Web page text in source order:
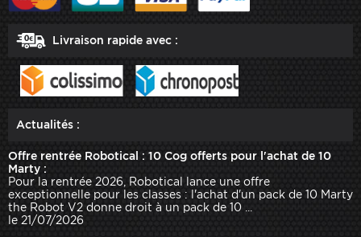
Livraison rapide avec :
Actualités :
Offre rentrée Robotical : 10 Cog offerts pour l'achat de 10
Marty :
Pour la rentrée 2026, Robotical lance une offre
exceptionnelle pour les classes : l'achat d'un pack de 10 Marty
the Robot V2 donne droit à un pack de 10 ...
le 21/07/2026